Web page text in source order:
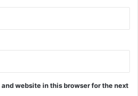
website in this browser for the next